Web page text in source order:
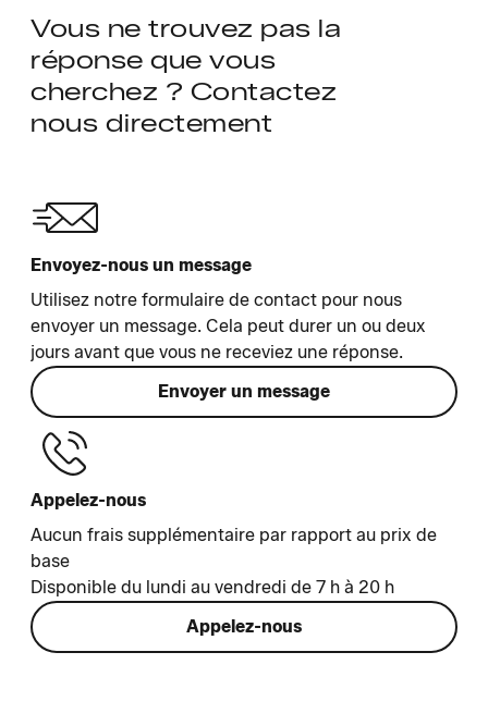
Vous ne trouvez pas la
réponse que vous
cherchez ? Contactez
nous directement
Envoyez-nous un message
Utilisez notre formulaire de contact pour nous
envoyer un message. Cela peut durer un ou deux
jours avant que vous ne receviez une réponse.
Envoyer un message
Appelez-nous
Aucun frais supplémentaire par rapport au prix de
base
Disponible du lundi au vendredi de 7 h à 20 h
Appelez-nous